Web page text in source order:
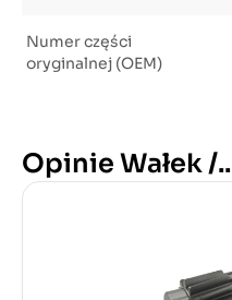
Numer części
oryginalnej (OEM)
Opinie Wałek /..